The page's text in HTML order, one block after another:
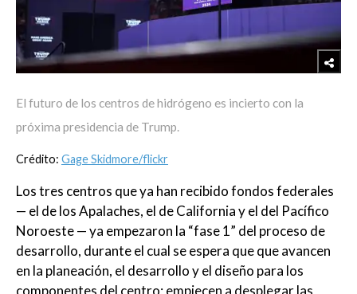
El futuro de los centros de hidrógeno es incierto con la
próxima presidencia de Trump.
Crédito: Gage Skidmore/flickr
Los tres centros que ya han recibido fondos federales
— el de los Apalaches, el de California y el del Pacífico
Noroeste — ya empezaron la “fase 1” del proceso de
desarrollo, durante el cual se espera que que avancen
en la planeación, el desarrollo y el diseño para los
componentes del centro; empiecen a desplegar las